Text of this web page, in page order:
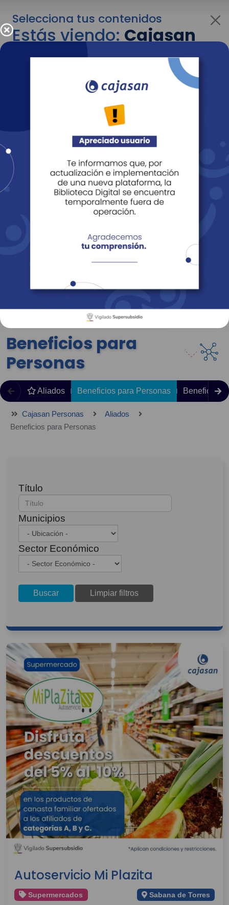
Selecciona tus contenidos
Estás viendo:Cajasan
para personas
Para cambiar al contenido de tu interés más
adelante recuerda utilizar el menú
Entendido
Revista Fácil Vivir
Sedes Directorio Servicios En Línea
Beneficios para
Personas
Aliados Beneficios para Personas Beneficios
Cajasan Personas
Aliados
Beneficios para Personas
Título
Municipios
Sector Económico
Buscar Limpiar filtros
Autoservicio Mi Plazita
Supermercados Sabana de Torres